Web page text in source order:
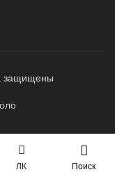
защищены
ЛК Поиск